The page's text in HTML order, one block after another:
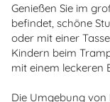
Genießen Sie im
befindet, schöne
oder mit einer
Kindern beim
mit einem leckeren
Die Umgebung